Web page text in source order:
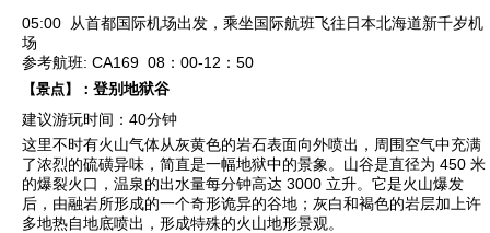
05:00 从首都国际机场出发，乘坐国际航班飞往日本北海道新千岁机
场
参考航班: CA169 08：00-12：50
【景点】： 登别地狱谷
建议游玩时间：40分钟
这里不时有火山气体从灰黄色的岩石表面向外喷出，周围空气中充满
了浓烈的硫磺异味，简直是一幅地狱中的景象。山谷是直径为 450 米
的爆裂火口，温泉的出水量每分钟高达 3000 立升。它是火山爆发
后，由融岩所形成的一个奇形诡异的谷地；灰白和褐色的岩层加上许
多地热自地底喷出，形成特殊的火山地形景观。